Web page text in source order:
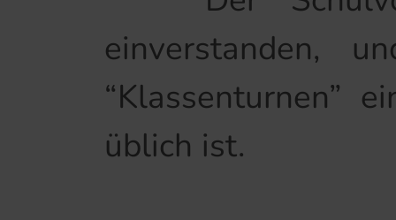
einverstanden,
“Klassenturnen”
üblich ist.